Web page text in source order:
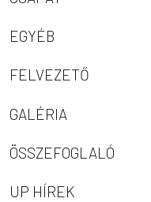
EGYÉB
FELVEZETŐ
GALÉRIA
ÖSSZEFOGLALÓ
UP HÍREK